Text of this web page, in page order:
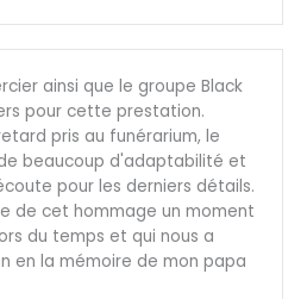
ainsi que le groupe Black
pour cette prestation.
pris au funérarium, le
beaucoup d'adaptabilité et
pour les derniers détails.
de cet hommage un moment
du temps et qui nous a
en la mémoire de mon papa